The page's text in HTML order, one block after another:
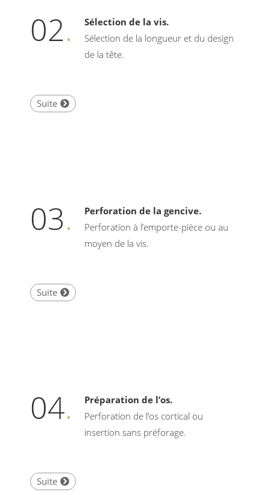
02.
Sélection de la vis.
Sélection de la longueur et du design
de la tête.
Suite
03.
Perforation de la gencive.
Perforation à l’emporte-pièce ou au
moyen de la vis.
Suite
04.
Préparation de l’os.
Perforation de l’os cortical ou
insertion sans préforage.
Suite